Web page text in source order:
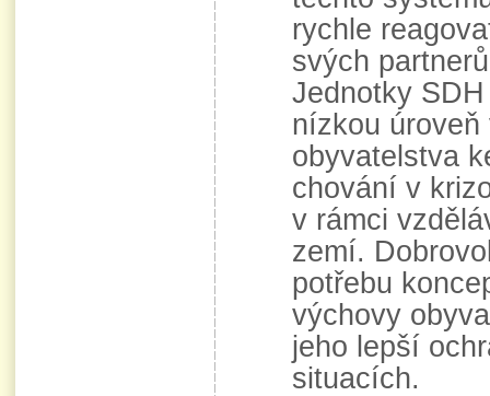
rychle
svých
Jednotky
nízkou úroveň
obyvatelstva
chování v
v rámci
zemí.
potřebu
výchovy
jeho lepší
situacích.